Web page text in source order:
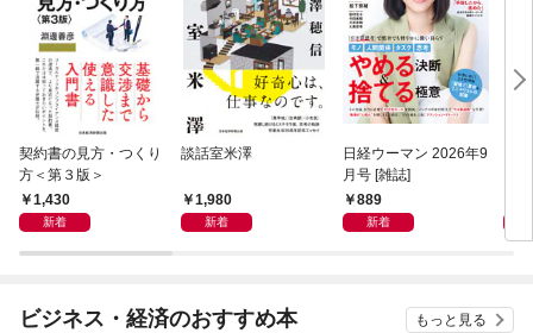
契約書の見方・つくり
方＜第３版＞
1,430
新着
談話室米澤
1,980
新着
日経ウーマン 2026年9
月号 [雑誌]
889
新着
ビジネス・経済のおすすめ本 もっと見る